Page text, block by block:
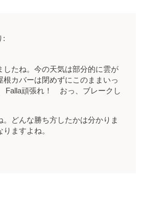
:
したね。今の天気は部分的に雲が
根カバーは閉めずにこのままいっ
Falla頑張れ！ おっ、ブレークし
。どんな勝ち方したかは分かりま
ますよね。